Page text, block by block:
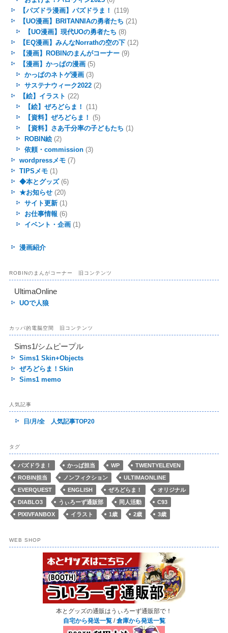
【パズドラ漫画】パズドラま！
(119)
【UO漫画】BRITANNIAの勇者たち (21)
【UO漫画】現代UOの勇者たち (8)
【EQ漫画】みんなNorrathの空の下(12)
【漫画】ROBINのまんがコーナー(9)
【漫画】かっぱの漫画(5)
かっぱのネトゲ漫画(3)
サステナウィーク2022(2)
【絵】イラスト (22)
【絵】ぜろどらま！
(11)
【資料】ぜろどらま！
(5)
【資料】さあ千分率の子どもたち (1)
ROBIN絵(2)
依頼・commission(3)
wordpressメモ(7)
TIPSメモ(1)
◆本とグッズ(6)
★お知らせ(20)
サイト更新(1)
お仕事情報 (6)
イベント・企画(1)
漫画紹介
ROBINのまんがコーナー 旧コンテンツ
UltimaOnline
UOで人狼
カッパ的電脳空間 旧コンテンツ
Sims1/シムピープル
Sims1 Skin+Objects
ぜろどらま！Skin
Sims1 memo
人気記事
日/月/全 人気記事TOP20
タグ
パズドラま！ かっぱ担当 WP
TWENTYELEVEN
ROBIN担当
ノンフィクション
ULTIMAONLINE
EVERQUEST
ENGLISH ぜろどらま！
オリジナル
DIABLO3
うぃろーず通販部 同人活動
C93
PIXIVFANBOX
イラスト 1歳 2歳 3歳
WEB SHOP
本とグッズの通販はうぃろーず通販部で！
自宅から発送一覧/倉庫から発送一覧